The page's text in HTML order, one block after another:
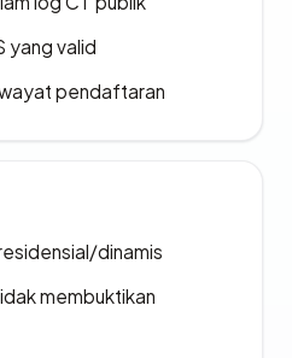
yang valid
pendaftaran
dinamis
membuktikan